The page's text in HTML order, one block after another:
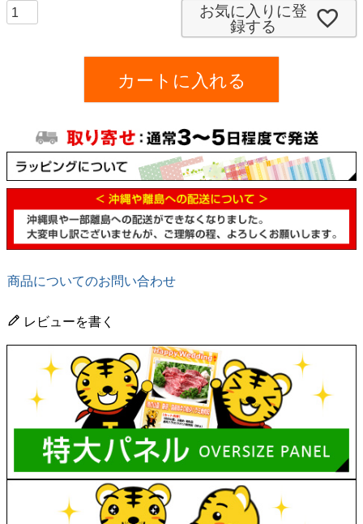
須
)
お気に入りに登
録する
カートに入れる
商品についてのお問い合わせ
レビューを書く